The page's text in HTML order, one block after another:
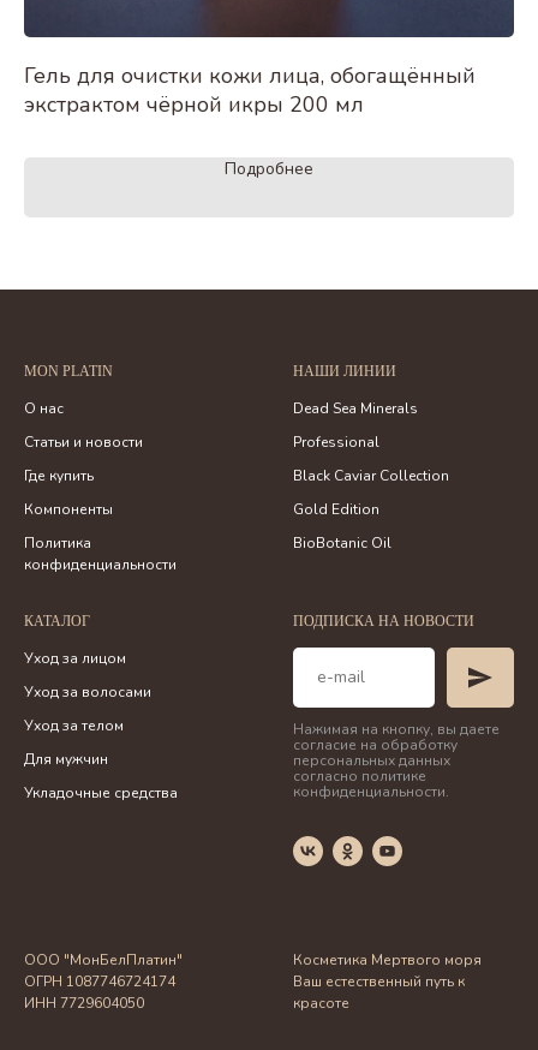
Гель для очистки кожи лица, обогащённый
экстрактом чёрной икры 200 мл
Подробнее
MON PLATIN
О нас
Статьи и новости
Где купить
Компоненты
Политика
конфиденциальности
НАШИ ЛИНИИ
Dead Sea Minerals
Professional
Black Caviar Collection
Gold Edition
BioBotanic Oil
КАТАЛОГ
Уход за лицом
Уход за волосами
Уход за телом
Для мужчин
Укладочные средства
ПОДПИСКА НА НОВОСТИ
Нажимая на кнопку, вы даете
согласие на обработку
персональных данных
согласно политике
конфиденциальности.
ООО "МонБелПлатин"
ОГРН 1087746724174
ИНН 7729604050
Косметика Мертвого моря
Ваш естественный путь к
красоте